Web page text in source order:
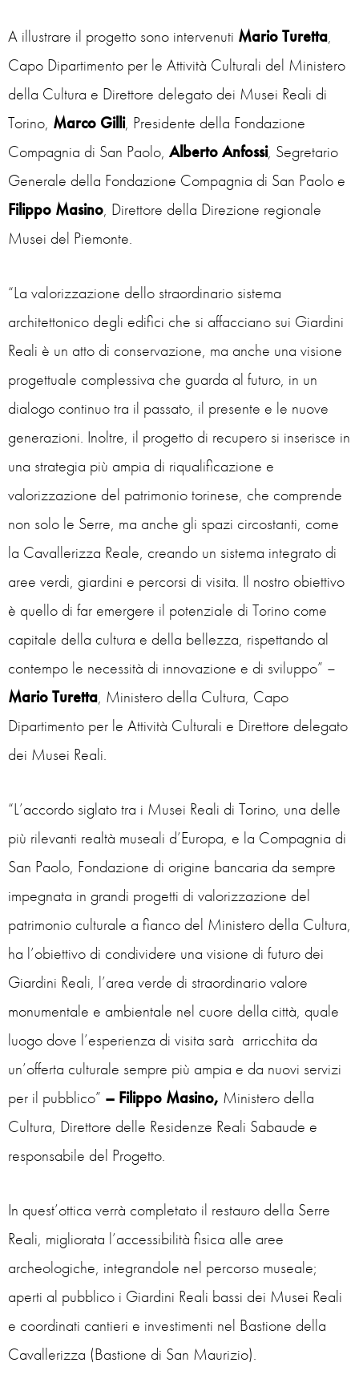
A illustrare il progetto sono intervenuti Mario Turetta,
Capo Dipartimento per le Attività Culturali del Ministero
della Cultura e Direttore delegato dei Musei Reali di
Torino, Marco Gilli, Presidente della Fondazione
Compagnia di San Paolo, Alberto Anfossi, Segretario
Generale della Fondazione Compagnia di San Paolo e
Filippo Masino, Direttore della Direzione regionale
Musei del Piemonte.
“La valorizzazione dello straordinario sistema
architettonico degli edifici che si affacciano sui Giardini
Reali è un atto di conservazione, ma anche una visione
progettuale complessiva che guarda al futuro, in un
dialogo continuo tra il passato, il presente e le nuove
generazioni. Inoltre, il progetto di recupero si inserisce in
una strategia più ampia di riqualificazione e
valorizzazione del patrimonio torinese, che comprende
non solo le Serre, ma anche gli spazi circostanti, come
la Cavallerizza Reale, creando un sistema integrato di
aree verdi, giardini e percorsi di visita. Il nostro obiettivo
è quello di far emergere il potenziale di Torino come
capitale della cultura e della bellezza, rispettando al
contempo le necessità di innovazione e di sviluppo” –
Mario Turetta, Ministero della Cultura, Capo
Dipartimento per le Attività Culturali e Direttore delegato
dei Musei Reali.
“L’accordo siglato tra i Musei Reali di Torino, una delle
più rilevanti realtà museali d’Europa, e la Compagnia di
San Paolo, Fondazione di origine bancaria da sempre
impegnata in grandi progetti di valorizzazione del
patrimonio culturale a fianco del Ministero della Cultura,
ha l’obiettivo di condividere una visione di futuro dei
Giardini Reali, l’area verde di straordinario valore
monumentale e ambientale nel cuore della città, quale
luogo dove l’esperienza di visita sarà arricchita da
un’offerta culturale sempre più ampia e da nuovi servizi
per il pubblico” – Filippo Masino, Ministero della
Cultura, Direttore delle Residenze Reali Sabaude e
responsabile del Progetto.
In quest’ottica verrà completato il restauro della Serre
Reali, migliorata l’accessibilità fisica alle aree
archeologiche, integrandole nel percorso museale;
aperti al pubblico i Giardini Reali bassi dei Musei Reali
e coordinati cantieri e investimenti nel Bastione della
Cavallerizza (Bastione di San Maurizio).